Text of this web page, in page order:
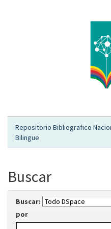
Repositorio Bibliografico
Bilingue
Buscar
Buscar:
por